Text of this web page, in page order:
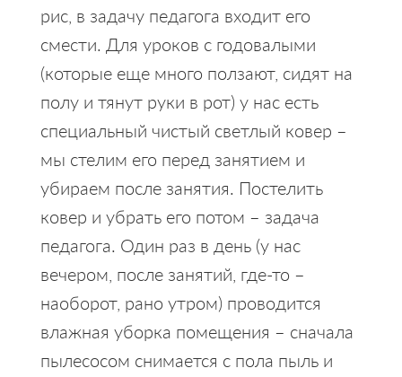
рис, в задачу педагога входит его
смести. Для уроков с годовалыми
(которые еще много ползают, сидят на
полу и тянут руки в рот) у нас есть
специальный чистый светлый ковер –
мы стелим его перед занятием и
убираем после занятия. Постелить
ковер и убрать его потом – задача
педагога. Один раз в день (у нас
вечером, после занятий, где-то –
наоборот, рано утром) проводится
влажная уборка помещения – сначала
пылесосом снимается с пола пыль и